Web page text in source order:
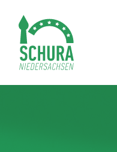
Inhalt
springen